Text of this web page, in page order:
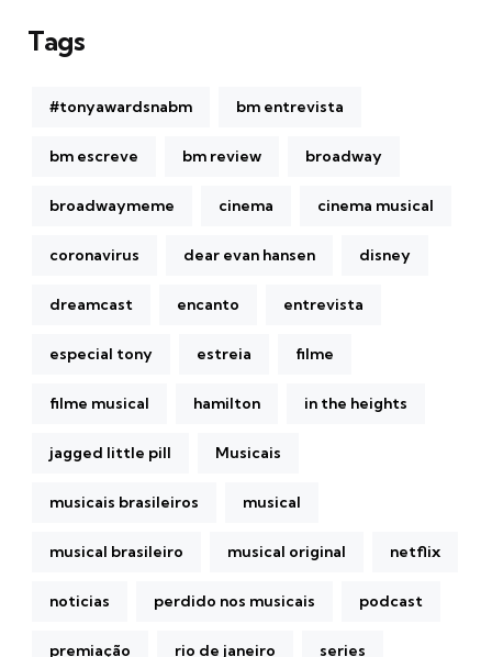
Tags
#tonyawardsnabm bm entrevista
bm escreve bm review broadway
broadwaymeme cinema cinema musical
coronavirus dear evan hansen disney
dreamcast encanto entrevista
especial tony estreia filme
filme musical hamilton in the heights
jagged little pill Musicais
musicais brasileiros musical
musical brasileiro musical original netflix
noticias perdido nos musicais podcast
premiação rio de janeiro series